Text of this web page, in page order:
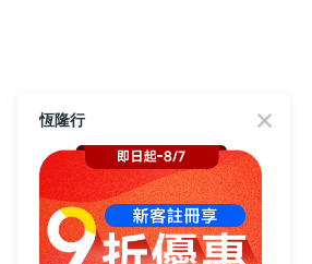
恆隆行